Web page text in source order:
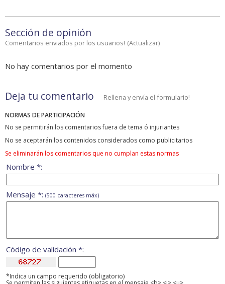
Sección de opinión
Comentarios enviados por los usuarios! (Actualizar)
No hay comentarios por el momento
Deja tu comentario Rellena y envía el formulario!
NORMAS DE PARTICIPACIÓN
No se permitirán los comentarios fuera de tema ó injuriantes
No se aceptarán los contenidos considerados como publicitarios
Se eliminarán los comentarios que no cumplan estas normas
Nombre *:
Mensaje *: (500 caracteres máx)
Código de validación *:
*Indica un campo requerido (obligatorio)